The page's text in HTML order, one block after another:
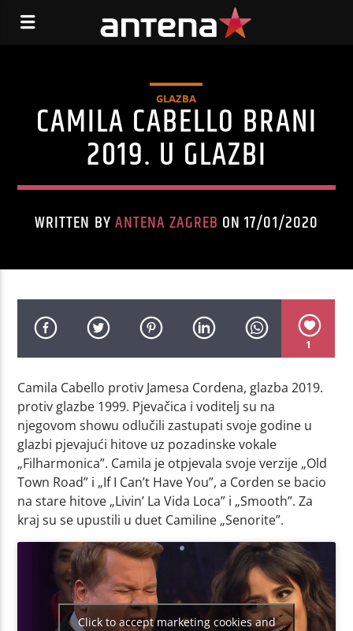
GLAZBA
CAMILA CABELLO BRANI
2019. U GLAZBI
WRITTEN BYANTENA ZAGREB ON 17/01/2020
1
Camila Cabello protiv Jamesa Cordena, glazba 2019.
protiv glazbe 1999. Pjevačica i voditelj su na
njegovom showu odlučili zastupati svoje godine u
glazbi pjevajući hitove uz pozadinske vokale
„Filharmonica”. Camila je otpjevala svoje verzije „Old
Town Road” i „If I Can’t Have You”, a Corden se bacio
na stare hitove „Livin’ La Vida Loca” i „Smooth”. Za
kraj su se upustili u duet Camiline „Senorite”.
Click to accept marketing cookies and